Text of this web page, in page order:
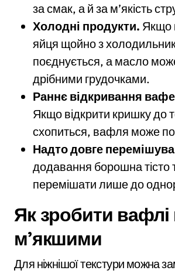
за смак, а й за м’якість
Холодні продукти. Якщо
яйця щойно з
поєднується, а масло
дрібними грудочками.
Раннє відкривання
Якщо відкрити кришку до
схопиться, вафля може
Надто довге
додавання борошна тісто
перемішати лише до
Як зробити
м’якшими
Для ніжнішої текстури можна